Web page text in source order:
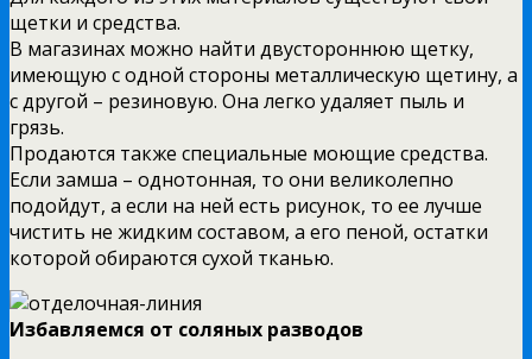
щетки и средства.
В магазинах можно найти двустороннюю щетку,
имеющую с одной стороны металлическую щетину, а
с другой – резиновую. Она легко удаляет пыль и
грязь.
Продаются также специальные моющие средства.
Если замша – однотонная, то они великолепно
подойдут, а если на ней есть рисунок, то ее лучше
чистить не жидким составом, а его пеной, остатки
которой обираются сухой тканью.
Избавляемся от соляных разводов